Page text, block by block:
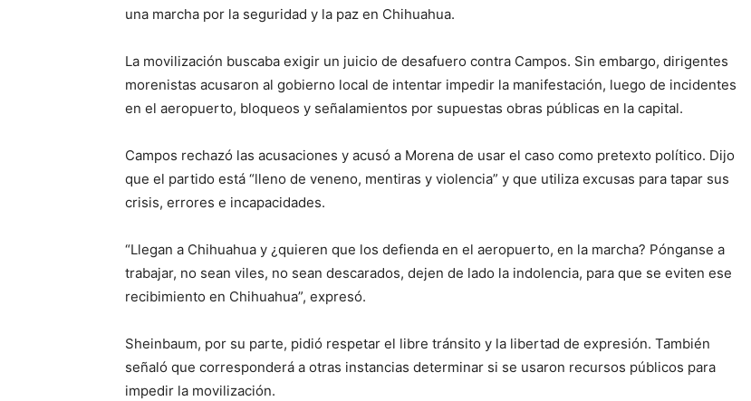
una marcha por la seguridad y la paz en Chihuahua.
La movilización buscaba exigir un juicio de desafuero contra Campos. Sin embargo, dirigentes
morenistas acusaron al gobierno local de intentar impedir la manifestación, luego de incidentes
en el aeropuerto, bloqueos y señalamientos por supuestas obras públicas en la capital.
Campos rechazó las acusaciones y acusó a Morena de usar el caso como pretexto político. Dijo
que el partido está “lleno de veneno, mentiras y violencia” y que utiliza excusas para tapar sus
crisis, errores e incapacidades.
“Llegan a Chihuahua y ¿quieren que los defienda en el aeropuerto, en la marcha? Pónganse a
trabajar, no sean viles, no sean descarados, dejen de lado la indolencia, para que se eviten ese
recibimiento en Chihuahua”, expresó.
Sheinbaum, por su parte, pidió respetar el libre tránsito y la libertad de expresión. También
señaló que corresponderá a otras instancias determinar si se usaron recursos públicos para
impedir la movilización.